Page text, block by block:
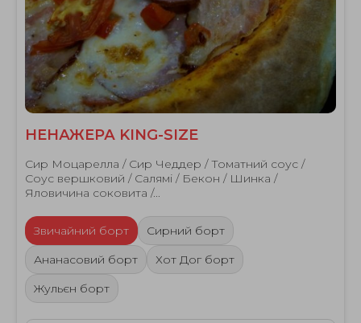
НЕНАЖЕРА KING-SIZE
Сир Моцарелла / Сир Чеддер / Томатний соус /
Соус вершковий / Салямі / Бекон / Шинка /
Яловичина соковита /...
Звичайний борт
Сирний борт
Ананасовий борт
Хот Дог борт
Жульєн борт